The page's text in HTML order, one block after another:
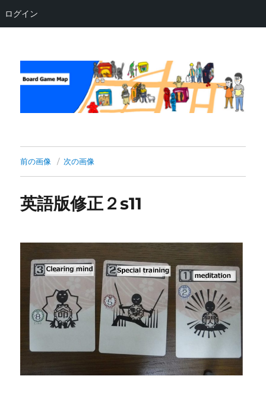
ログイン
Board Game Map
前の画像 次の画像
英語版修正２s11